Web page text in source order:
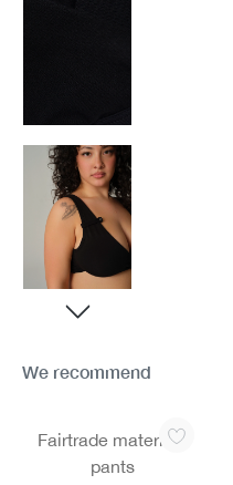
We recommend
Fairtrade maternity
pants